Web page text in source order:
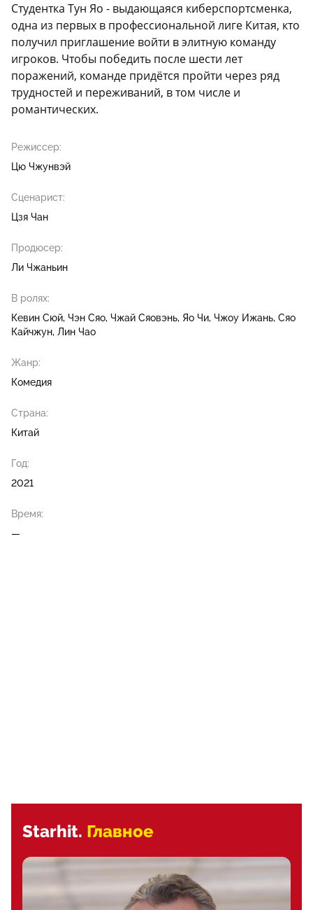
Студентка Тун Яо - выдающаяся киберспортсменка,
одна из первых в профессиональной лиге Китая, кто
получил приглашение войти в элитную команду
игроков. Чтобы победить после шести лет
поражений, команде придётся пройти через ряд
трудностей и переживаний, в том числе и
романтических.
Режиссер:
Цю Чжунвэй
Сценарист:
Цзя Чан
Продюсер:
Ли Чжаньин
В ролях:
Кевин Сюй Чэн Сяо Чжай Сяовэнь Яо Чи Чжоу Ижань Сяо
Кайчжун Лин Чао
Жанр:
Комедия
Страна:
Китай
Год:
2021
Время:
—
Starhit. Главное